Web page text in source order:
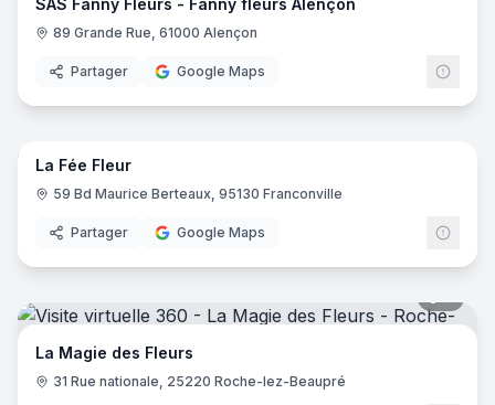
SAS Fanny Fleurs - Fanny fleurs Alençon
89 Grande Rue, 61000 Alençon
Partager Google Maps
7
La Fée Fleur
59 Bd Maurice Berteaux, 95130 Franconville
Partager Google Maps
La Magie des Fleurs
31 Rue nationale, 25220 Roche-lez-Beaupré